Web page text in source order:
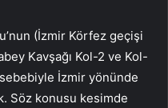
(İzmir Körfez geçişi
Kavşağı Kol-2 ve Kol-
sebebiyle İzmir yönünde
Söz konusu kesimde